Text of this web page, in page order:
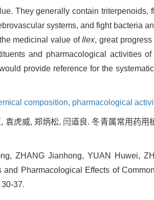
They generally contain triterpenoids,
systems, and fight bacteria
medicinal value of Ilex, great
and pharmacological activities
provide reference for the
composition, pharmacological
袁虎威, 郑炳松, 闫道良. 冬青属常用药
ZHANG Jianhong, YUAN Huwei,
and Pharmacological Effects of
37.